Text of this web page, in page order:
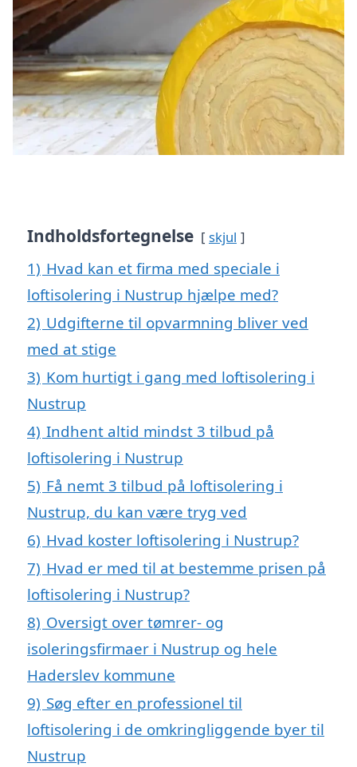
Indholdsfortegnelse skjul
1) Hvad kan et firma med speciale i
loftisolering i Nustrup hjælpe med?
2) Udgifterne til opvarmning bliver ved
med at stige
3) Kom hurtigt i gang med loftisolering i
Nustrup
4) Indhent altid mindst 3 tilbud på
loftisolering i Nustrup
5) Få nemt 3 tilbud på loftisolering i
Nustrup, du kan være tryg ved
6) Hvad koster loftisolering i Nustrup?
7) Hvad er med til at bestemme prisen på
loftisolering i Nustrup?
8) Oversigt over tømrer- og
isoleringsfirmaer i Nustrup og hele
Haderslev kommune
9) Søg efter en professionel til
loftisolering i de omkringliggende byer til
Nustrup